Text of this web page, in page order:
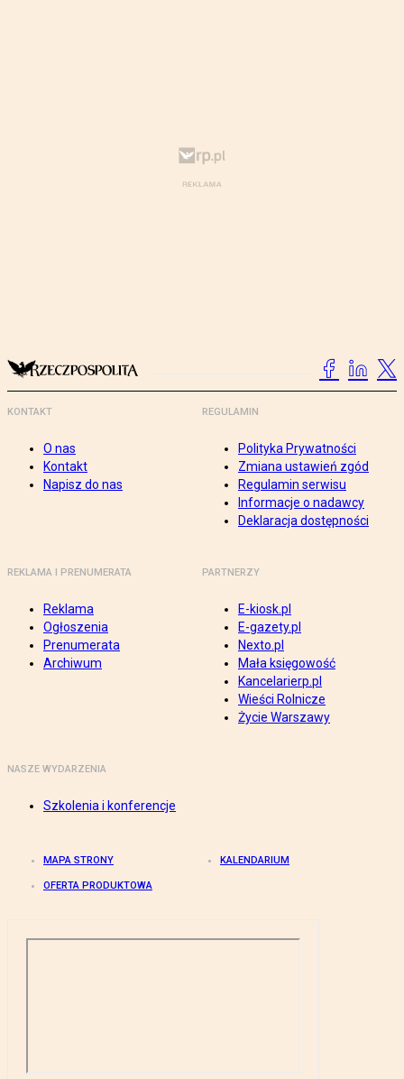
KONTAKT
O nas
Kontakt
Napisz do nas
REGULAMIN
Polityka Prywatności
Zmiana ustawień zgód
Regulamin serwisu
Informacje o nadawcy
Deklaracja dostępności
REKLAMA I PRENUMERATA
Reklama
Ogłoszenia
Prenumerata
Archiwum
PARTNERZY
E-kiosk.pl
E-gazety.pl
Nexto.pl
Mała księgowość
Kancelarierp.pl
Wieści Rolnicze
Życie Warszawy
NASZE WYDARZENIA
Szkolenia i konferencje
MAPA STRONY KALENDARIUM
OFERTA PRODUKTOWA